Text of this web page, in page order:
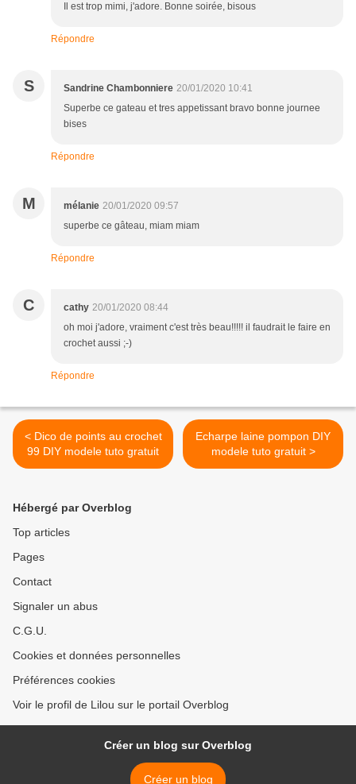
Il est trop mimi, j'adore. Bonne soirée, bisous
Répondre
S Sandrine Chambonniere 20/01/2020 10:41
Superbe ce gateau et tres appetissant bravo bonne journee
bises
Répondre
M mélanie 20/01/2020 09:57
superbe ce gâteau, miam miam
Répondre
C cathy 20/01/2020 08:44
oh moi j'adore, vraiment c'est très beau!!!!! il faudrait le faire en
crochet aussi ;-)
Répondre
< Dico de points au crochet
99 DIY modele tuto gratuit
Echarpe laine pompon DIY
modele tuto gratuit >
Hébergé par Overblog
Top articles
Pages
Contact
Signaler un abus
C.G.U.
Cookies et données personnelles
Préférences cookies
Voir le profil de Lilou sur le portail Overblog
Créer un blog sur Overblog
Créer un blog